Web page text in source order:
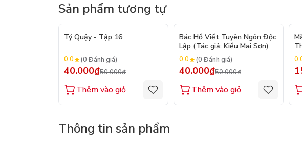
Sản phẩm tương tự
Tý Quậy - Tập 16
0.0 (0 Đánh giá)
40.000₫50.000₫
Thêm vào giỏ
- 20%
Bác Hồ Viết Tuyên Ngôn Độc
Lập (Tác giả: Kiều Mai Sơn)
0.0 (0 Đánh giá)
40.000₫50.000₫
Thêm vào giỏ
Thông tin sản phẩm